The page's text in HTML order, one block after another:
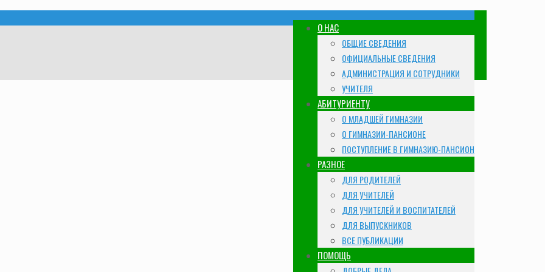
О НАС
ОБЩИЕ СВЕДЕНИЯ
ОФИЦИАЛЬНЫЕ СВЕДЕНИЯ
АДМИНИСТРАЦИЯ И СОТРУДНИКИ
УЧИТЕЛЯ
АБИТУРИЕНТУ
О МЛАДШЕЙ ГИМНАЗИИ
О ГИМНАЗИИ-ПАНСИОНЕ
ПОСТУПЛЕНИЕ В ГИМНАЗИЮ-ПАНСИОН
РАЗНОЕ
ДЛЯ РОДИТЕЛЕЙ
ДЛЯ УЧИТЕЛЕЙ
ДЛЯ УЧИТЕЛЕЙ И ВОСПИТАТЕЛЕЙ
ДЛЯ ВЫПУСКНИКОВ
ВСЕ ПУБЛИКАЦИИ
ПОМОЩЬ